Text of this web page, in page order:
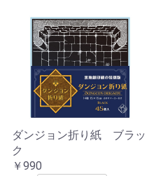
ダンジョン折り紙 ブラッ
ク
￥990